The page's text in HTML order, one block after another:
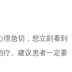
急切，想立刻看到
疗。建议患者一定要